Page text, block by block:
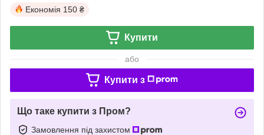
Економія 150 ₴
Купити
або
Купити з
Що таке купити з Пром?
Замовлення під захистом